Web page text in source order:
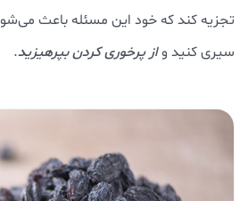
تجزیه کند که خود این مسئله باعث
سیری کنید واز پرخوری کردن بپرهیزید.